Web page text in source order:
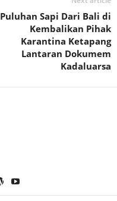
Puluhan Sapi Dari Bali di
Kembalikan Pihak
Karantina Ketapang
Lantaran Dokumem
Kadaluarsa